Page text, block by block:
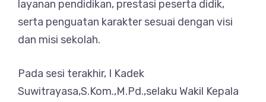
layanan pendidikan, prestasi peserta didik,
serta penguatan karakter sesuai dengan visi
dan misi sekolah.
Pada sesi terakhir, I Kadek
Suwitrayasa,S.Kom.,M.Pd.,selaku Wakil Kepala